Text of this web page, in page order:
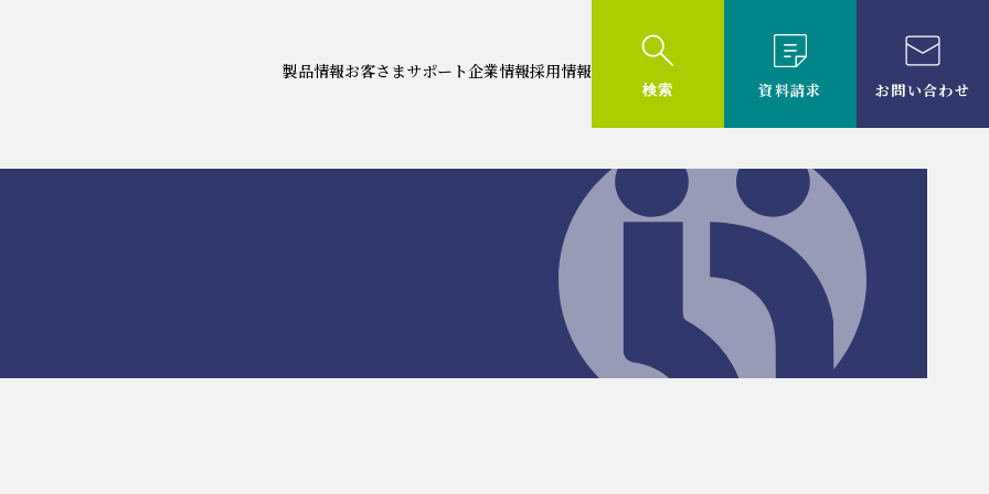
製品情報お客さまサポート企業情報採用情報
検索 資料請求 お問い合わせ